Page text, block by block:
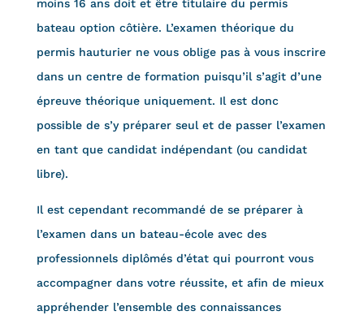
moins 16 ans doit et être titulaire du permis
bateau option côtière. L’examen théorique du
permis hauturier ne vous oblige pas à vous inscrire
dans un centre de formation puisqu’il s’agit d’une
épreuve théorique uniquement. Il est donc
possible de s’y préparer seul et de passer l’examen
en tant que candidat indépendant (ou candidat
libre).
Il est cependant recommandé de se préparer à
l’examen dans un bateau-école avec des
professionnels diplômés d’état qui pourront vous
accompagner dans votre réussite, et afin de mieux
appréhender l’ensemble des connaissances